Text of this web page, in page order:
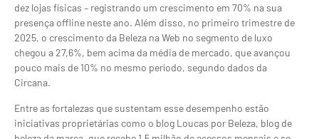
dez lojas físicas – registrando um crescimento em 70% na sua
presença offline neste ano. Além disso, no primeiro trimestre de
2025, o crescimento da Beleza na Web no segmento de luxo
chegou a 27,6%, bem acima da média de mercado, que avançou
pouco mais de 10% no mesmo período, segundo dados da
Circana.
Entre as fortalezas que sustentam esse desempenho estão
iniciativas proprietárias como o blog Loucas por Beleza, blog de